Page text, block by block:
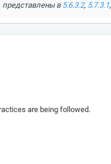
представлены в 5.6.3.2, 5.7.3.1,
are being followed.